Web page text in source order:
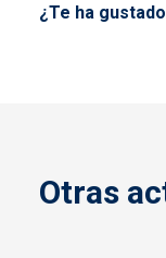
¿Te ha
Otras